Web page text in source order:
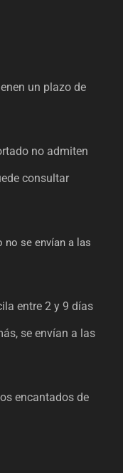
un plazo de
no admiten
consultar
se envían a las
entre 2 y 9 días
se envían a las
encantados de